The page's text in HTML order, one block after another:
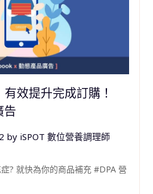
有效提升完成訂購！
告
by iSPOT 數位營養調理師
? 就快為你的商品補充 #DPA 營